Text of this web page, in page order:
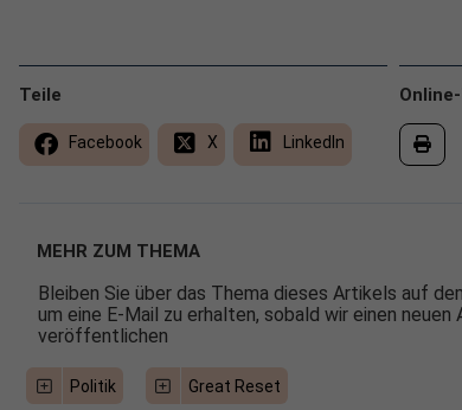
Teile
Facebook X LinkedIn
MEHR ZUM THEMA
Bleiben Sie über das Thema dieses Artikels auf
um eine E-Mail zu erhalten, sobald wir einen
veröffentlichen
Politik Great Reset